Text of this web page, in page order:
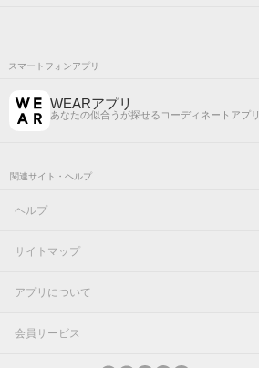
スマートフォンアプリ
WEARアプリ
あなたの似合うが探せるコーディネートアプリ
関連サイト・ヘルプ
ヘルプ
サイトマップ
アプリについて
会員サービス